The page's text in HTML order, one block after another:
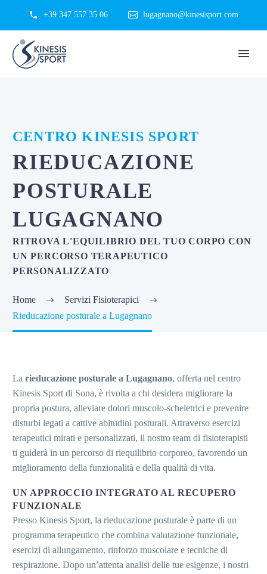
+39 347 557 35 06 lugagnano@kinesisport.com
CENTRO KINESIS SPORT
RIEDUCAZIONE
POSTURALE
LUGAGNANO
RITROVA L'EQUILIBRIO DEL TUO CORPO CON
UN PERCORSO TERAPEUTICO
PERSONALIZZATO
Home
Servizi Fisioterapici
Rieducazione posturale a Lugagnano
La rieducazione posturale a Lugagnano, offerta nel centro
Kinesis Sport di Sona, è rivolta a chi desidera migliorare la
propria postura, alleviare dolori muscolo-scheletrici e prevenire
disturbi legati a cattive abitudini posturali. Attraverso esercizi
terapeutici mirati e personalizzati, il nostro team di fisioterapisti
ti guiderà in un percorso di riequilibrio corporeo, favorendo un
miglioramento della funzionalità e della qualità di vita.
UN APPROCCIO INTEGRATO AL RECUPERO
FUNZIONALE
Presso Kinesis Sport, la rieducazione posturale è parte di un
programma terapeutico che combina valutazione funzionale,
esercizi di allungamento, rinforzo muscolare e tecniche di
respirazione. Dopo un’attenta analisi delle tue esigenze, i nostri